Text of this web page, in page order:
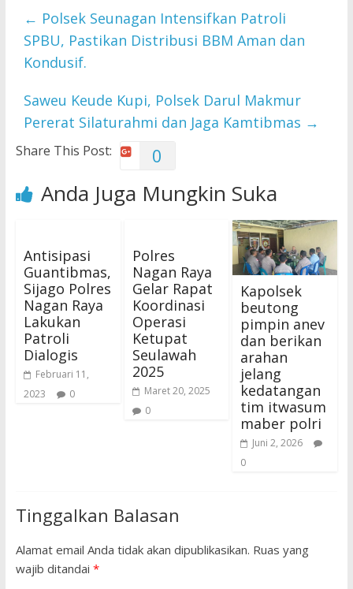
← Polsek Seunagan Intensifkan Patroli
SPBU, Pastikan Distribusi BBM Aman dan
Kondusif.
Saweu Keude Kupi, Polsek Darul Makmur
Pererat Silaturahmi dan Jaga Kamtibmas →
Share This Post: 0
Anda Juga Mungkin Suka
Antisipasi
Guantibmas,
Sijago Polres
Nagan Raya
Lakukan
Patroli
Dialogis
Februari 11,
2023
0
Polres
Nagan Raya
Gelar Rapat
Koordinasi
Operasi
Ketupat
Seulawah
2025
Maret 20, 2025
0
Kapolsek
beutong
pimpin anev
dan berikan
arahan
jelang
kedatangan
tim itwasum
maber polri
Juni 2, 2026
0
Tinggalkan Balasan
Alamat email Anda tidak akan dipublikasikan. Ruas yang
wajib ditandai *